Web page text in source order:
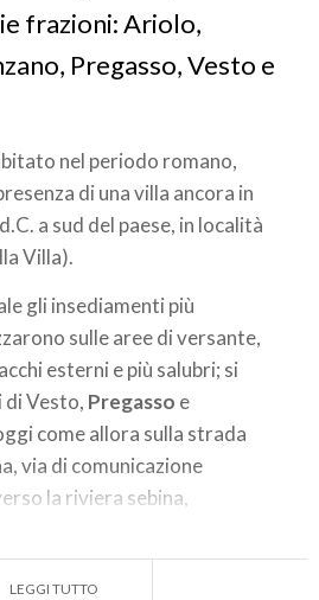
frazioni: Ariolo,
Pregasso, Vesto e
nel periodo romano,
di una villa ancora in
a sud del paese, in località
Villa).
gli insediamenti più
sulle aree di versante,
esterni e più salubri; si
di Vesto, Pregasso e
come allora sulla strada
via di comunicazione
la riviera sebina,
e l’azione della pieve di Sale
questi secoli lo sviluppo
LEGGI TUTTO